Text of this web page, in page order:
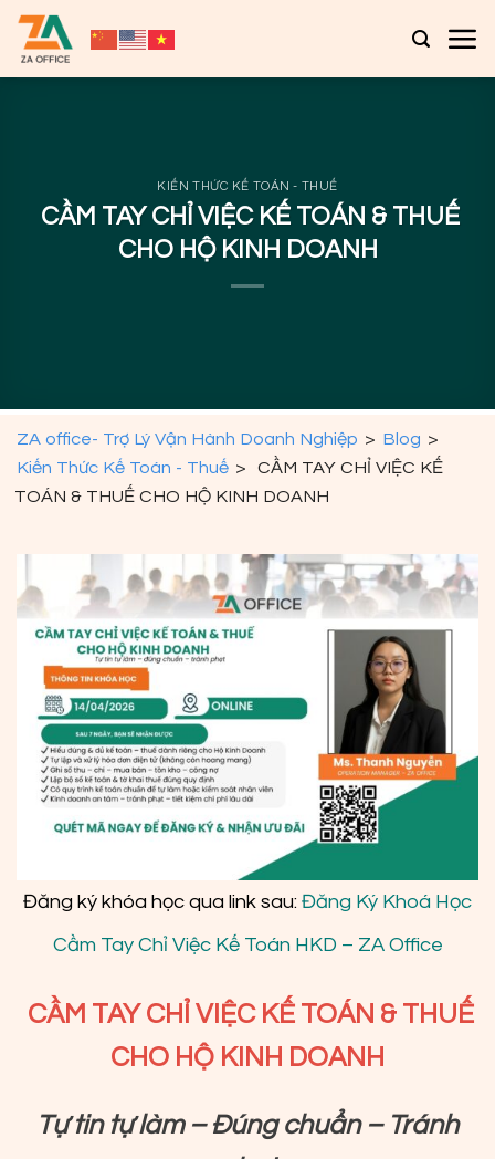
Bỏ
qua
KIẾN THỨC KẾ TOÁN - THUẾ
CẦM TAY CHỈ VIỆC KẾ TOÁN & THUẾ
CHO HỘ KINH DOANH
ZA office- Trợ Lý Vận Hành Doanh Nghiệp > Blog >
Kiến Thức Kế Toán - Thuế >
CẦM TAY CHỈ VIỆC KẾ
TOÁN & THUẾ CHO HỘ KINH DOANH
Đăng ký khóa học qua link sau: Đăng Ký Khoá Học
Cầm Tay Chỉ Việc Kế Toán HKD – ZA Office
CẦM TAY CHỈ VIỆC KẾ TOÁN & THUẾ
CHO HỘ KINH DOANH
Tự tin tự làm – Đúng chuẩn – Tránh